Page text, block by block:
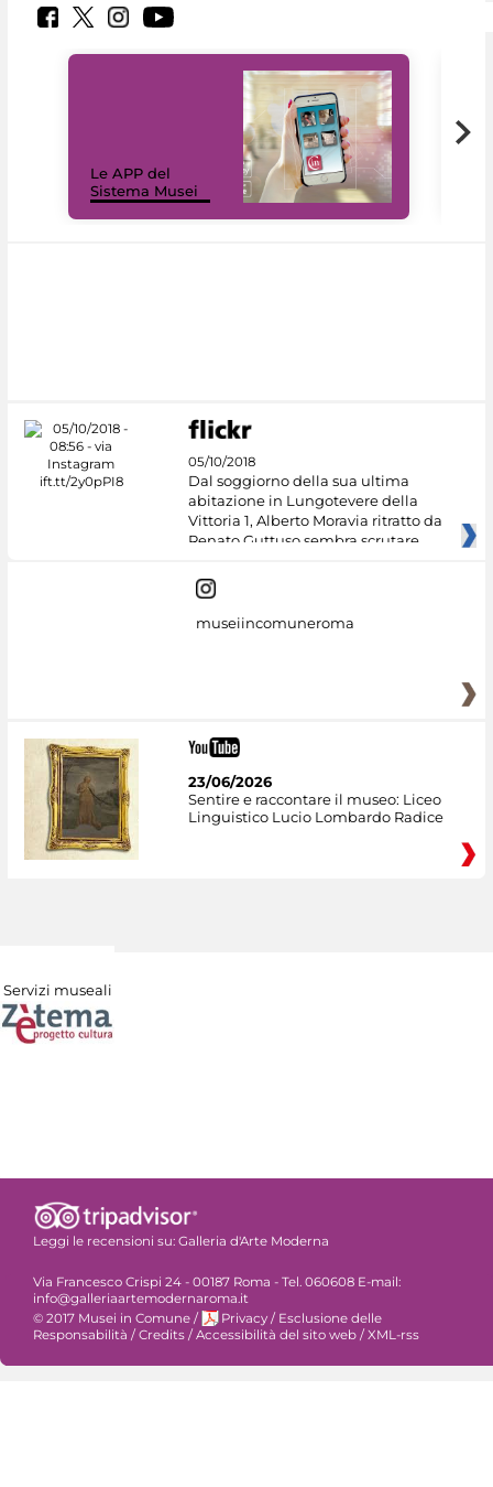
Le APP del
Sistema Musei
05/10/2018
Dal soggiorno della sua ultima
abitazione in Lungotevere della
Vittoria 1, Alberto Moravia ritratto da
Renato Guttuso sembra scrutare
museiincomuneroma
23/06/2026
Sentire e raccontare il museo: Liceo
Linguistico Lucio Lombardo Radice
Servizi museali
Leggi le recensioni su: Galleria d'Arte Moderna
Via Francesco Crispi 24 - 00187 Roma - Tel. 060608 E-mail:
info@galleriaartemodernaroma.it
© 2017 Musei in Comune / Privacy / Esclusione delle
Responsabilità / Credits / Accessibilità del sito web / XML-rss